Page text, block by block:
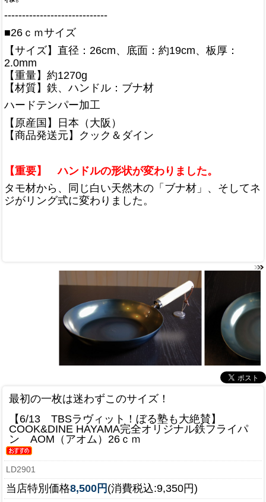
-----------------------------
■26ｃｍサイズ
【サイズ】直径：26cm、底面：約19cm、板厚：
2.0mm
【重量】約1270g
【材質】鉄、ハンドル：ブナ材
ハードテンパー加工
【原産国】日本（大阪）
【商品発送元】クック＆ダイン
【重要】 ハンドルの形状が変わりました。
タモ材から、同じ白い天然木の「ブナ材」、そしてネ
ジがリング式に変わりました。
最初の一枚は迷わずこのサイズ！
【6/13 TBSラヴィット！ぼる塾も大絶賛】
COOK&DINE HAYAMA完全オリジナル鉄フライパ
ン AOM（アオム）26ｃｍ
LD2901
当店特別価格8,500円 (消費税込:9,350円)